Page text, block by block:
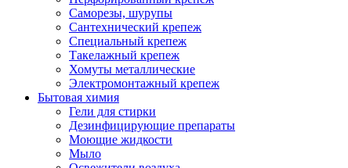
Саморезы, шурупы
Сантехнический крепеж
Специальный крепеж
Такелажный крепеж
Хомуты металлические
Электромонтажный крепеж
Бытовая химия
Гели для стирки
Дезинфицирующие препараты
Моющие жидкости
Мыло